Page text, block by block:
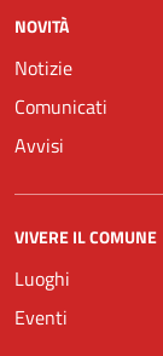
NOVITÀ
Notizie
Comunicati
Avvisi
VIVERE IL COMUNE
Luoghi
Eventi